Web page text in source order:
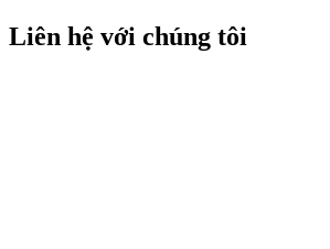
Liên hệ với chúng tôi